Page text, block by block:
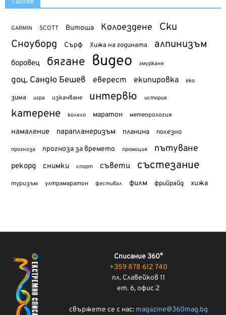
GARMIN SCOTT Витоша Колоездене Ски
Сноуборд Сърф Хижа на годината алпинизъм
боровец бягане видео гмуркане
доц. Сандю Бешев еверест екипировка еко
зима игра изкачване интервю история
катерене колело маратон метеорология
намаление парапланеризъм планина полезно
прогноза прогноза за времето промоция пътуване
рекорд снимки спорт съвети състезание
туризъм ултрамаратон фестивал филм фрийрайд хижа
Списание 360°
+359 878 612 740
пл. Славейков 11
ет. 6, офис 2
свържете се с нас: magazine@360mag.bg